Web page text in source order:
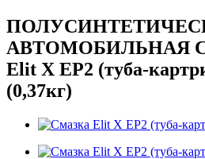
АВТОМОБИЛЬНАЯ
Elit X EP2 (туба-
(0,37кг)